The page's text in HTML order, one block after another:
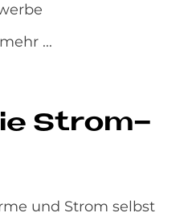
...
Strom-
und Strom selbst